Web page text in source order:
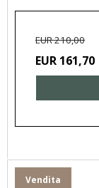
EUR 210,00
EUR 161,70
Vendita